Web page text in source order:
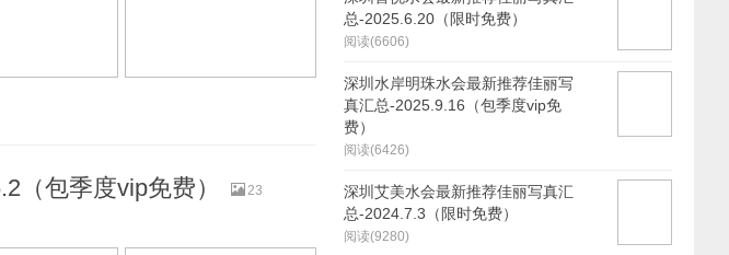
（包季度vip免费） 23
总-2025.6.20（限时免费）
阅读(6606)
深圳水岸明珠水会最新推荐佳丽写
真汇总-2025.9.16（包季度vip免
费）
阅读(6426)
深圳艾美水会最新推荐佳丽写真汇
总-2024.7.3（限时免费）
阅读(9280)